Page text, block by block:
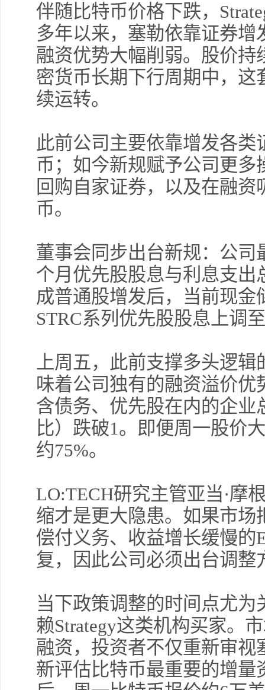
伴随比特币价格下跌，
多年以来，塞勒依靠证券
融资优势大幅削弱。股价
密货币长期下行周期中，
续运转。
此前公司主要依靠增发各
币；如今新规赋予公司更
回购自家证券，以及在融
币。
董事会同步出台新规：公
个月优先股股息与利息支出
成普通股增发后，当前现金
STRC系列优先股股息上调
上周五，此前支撑多头逻
味着公司独有的融资溢价优
含债务、优先股在内的企
比）跌破1。即便周一股价
约75%。
LO:TECH研究主管亚当·摩
缩才是更大隐患。如果市场
偿付义务、收益增长缓慢的
复，因此公司必须出台调整
当下政策调整的时间点尤
赖Strategy这类机构买家。
融资，投资者不仅重新审
新评估比特币最重要的增